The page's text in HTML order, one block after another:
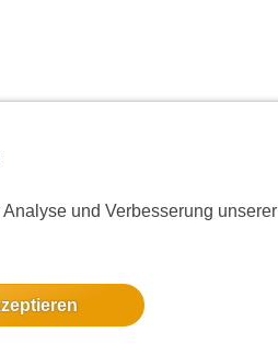
und Verbesserung unserer